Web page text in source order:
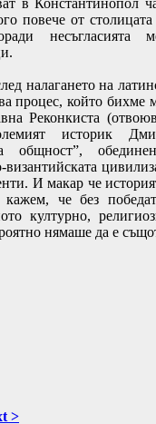
в Константинопол
повече от
несъгласията
налагането на
процес, който бихме
Реконкиста
историк
общност”,
И макар че
че без
културно,
нямаше да е
>